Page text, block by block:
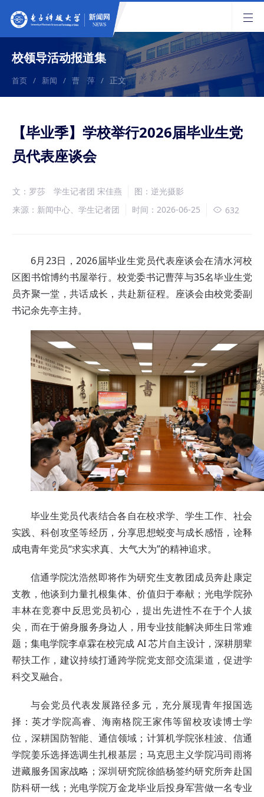
校领导活动报道集
首页 / 新闻 / 曹 萍 / 正文
【毕业季】学校举行2026届毕业生党
员代表座谈会
文：罗莎 学生记者团 宋佳燕
图：逆光摄影
来源：新闻中心、学生记者团
时间：2026-06-25 632
6月23日，2026届毕业生党员代表座谈会在清水河校
区图书馆博约书屋举行。校党委书记曹萍与35名毕业生党
员齐聚一堂，共话成长，共赴新征程。座谈会由校党委副
书记余先亭主持。
毕业生党员代表结合各自在校求学、学生工作、社会
实践、科创攻坚等经历，分享思想蜕变与成长感悟，诠释
成电青年党员“求实求真、大气大为”的精神追求。
信通学院沈浩然即将作为研究生支教团成员奔赴康定
支教，他谈到力量扎根集体、价值归于奉献；光电学院孙
丰林在竞赛中反思党员初心，提出先进性不在于个人拔
尖，而在于俯身服务身边人，用专业技能解决师生日常难
题；集电学院李卓霖在校完成 AI 芯片自主设计，深耕朋辈
帮扶工作，建议持续打通跨学院党支部交流渠道，促进学
科交叉融合。
与会党员代表发展路径多元，充分展现青年报国选
择：英才学院高睿、海南格院王家伟等留校攻读博士学
位，深耕国防智能、通信领域；计算机学院张桂波、信通
学院姜乐选择选调生扎根基层；马克思主义学院冯司雨将
进藏服务国家战略；深圳研究院徐皓杨签约研究所奔赴国
防科研一线；光电学院万金龙毕业后投身军营做一名专业